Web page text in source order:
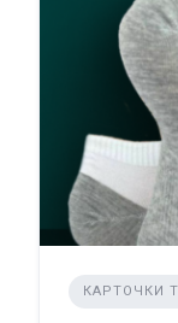
КАРТОЧКИ